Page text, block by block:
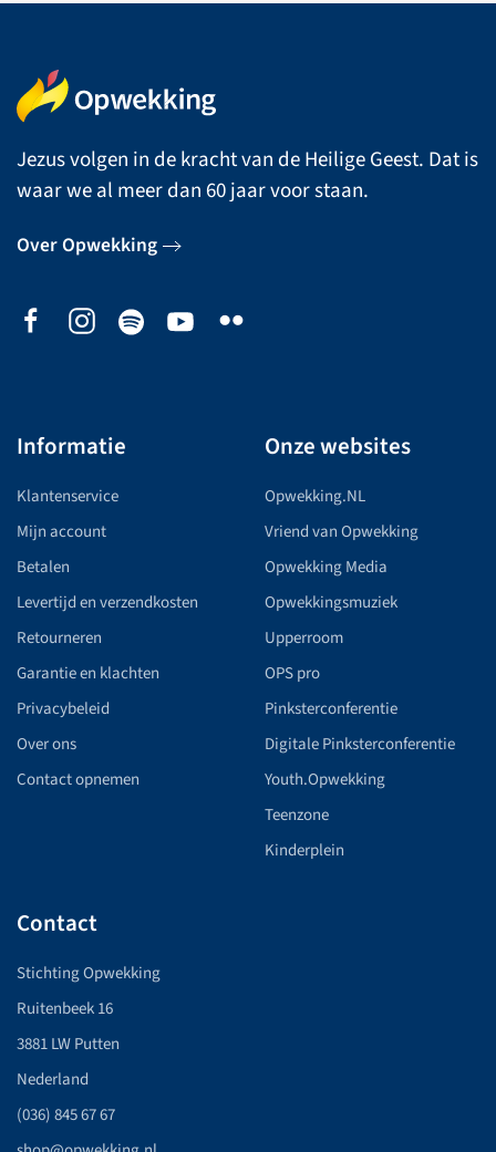
Jezus volgen in de kracht van de Heilige Geest. Dat is
waar we al meer dan 60 jaar voor staan.
Over Opwekking
Informatie
Klantenservice
Mijn account
Betalen
Levertijd en verzendkosten
Retourneren
Garantie en klachten
Privacybeleid
Over ons
Contact opnemen
Onze websites
Opwekking.NL
Vriend van Opwekking
Opwekking Media
Opwekkingsmuziek
Upperroom
OPS pro
Pinksterconferentie
Digitale Pinksterconferentie
Youth.Opwekking
Teenzone
Kinderplein
Contact
Stichting Opwekking
Ruitenbeek 16
3881 LW Putten
Nederland
(036) 845 67 67